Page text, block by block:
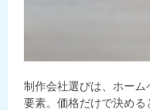
制作会社選びは、ホー
要素。価格だけで決め